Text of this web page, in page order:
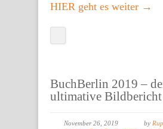
HIER geht es weiter →
BuchBerlin 2019 –
ultimative Bildbericht
November 26, 2019 by